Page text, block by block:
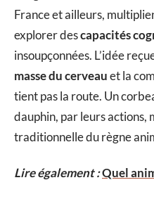
France et ailleurs,
explorer descapacités
insoupçonnées. L’idée
masse du cerveauet la
tient pas la route. Un
dauphin, par leurs actions,
traditionnelle du règne
Lire également :Quel